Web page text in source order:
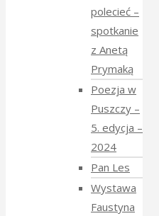
polecieć –
spotkanie
z Anetą
Prymaką
Poezja w
Puszczy –
5. edycja –
2024
Pan Les
Wystawa
Faustyna